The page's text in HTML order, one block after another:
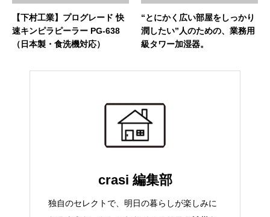
【下村工業】プログレード 快
速キンピラピーラー PG-638
（日本製・食洗機対応）
“とにかく広い部屋をしっかり
潤したい”人のための、業務用
級タワー加湿器。
crasi 編集部
独自のセレクトで、明日の暮らしが楽しみに